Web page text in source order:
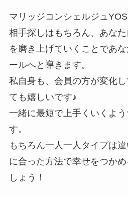
マリッジコンシェルジュ
相手探しはもちろん、あな
を磨き上げていくことであ
ールへと導きます。
私自身も、会員の方が変化
ても嬉しいです♪
一緒に最短で上手くいくよ
す。
もちろん一人一人タイプは
に合った方法で幸せをつか
しょう！